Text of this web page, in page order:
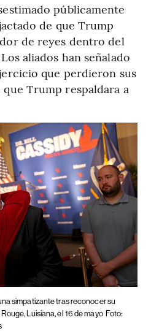
públicamente
de que Trump
de reyes dentro del
aliados han señalado
que perdieron sus
Trump respaldara a
simpatizante tras reconocer su
Luisiana, el 16 de mayo Foto: